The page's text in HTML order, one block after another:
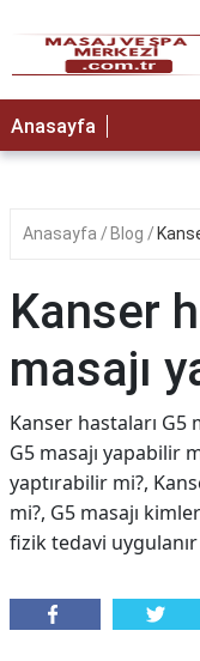
Anasayfa
Anasayfa Blog
Kanser
masajı
Kanser hastaları G5
G5 masajı yapabilir
yaptırabilir mi?,
mi?, G5 masajı
fizik tedavi uygulanır